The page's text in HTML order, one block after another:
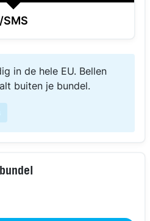
in de hele EU. Bellen
buiten je bundel.